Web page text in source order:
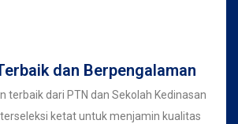
dan Berpengalaman
terbaik dari PTN dan Sekolah Kedinasan
ketat untuk menjamin kualitas